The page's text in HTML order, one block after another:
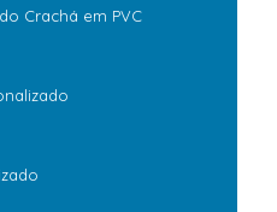
Crachá em PVC